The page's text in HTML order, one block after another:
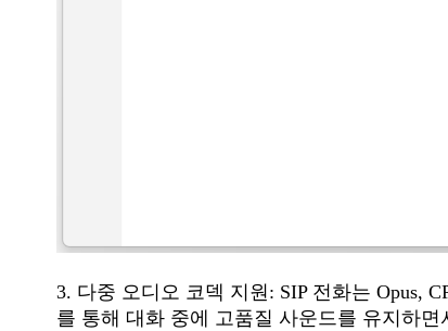
3. 다중 오디오 코덱 지원: SIP 전화는 Opus,
를 통해 대화 중에 고품질 사운드를 유지하